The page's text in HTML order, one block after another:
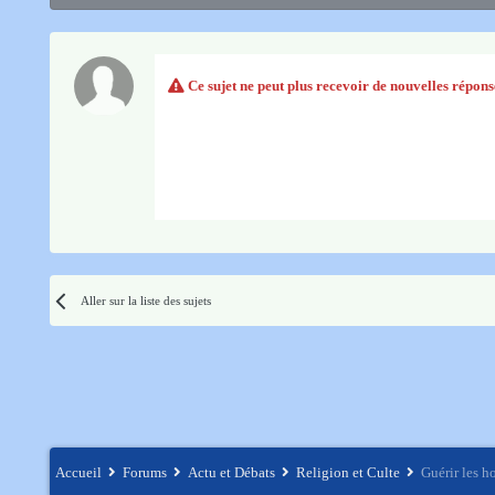
Ce sujet ne peut plus recevoir de nouvelles
Aller sur la liste des sujets
Accueil Forums Actu et Débats Religion et Culte Guérir les